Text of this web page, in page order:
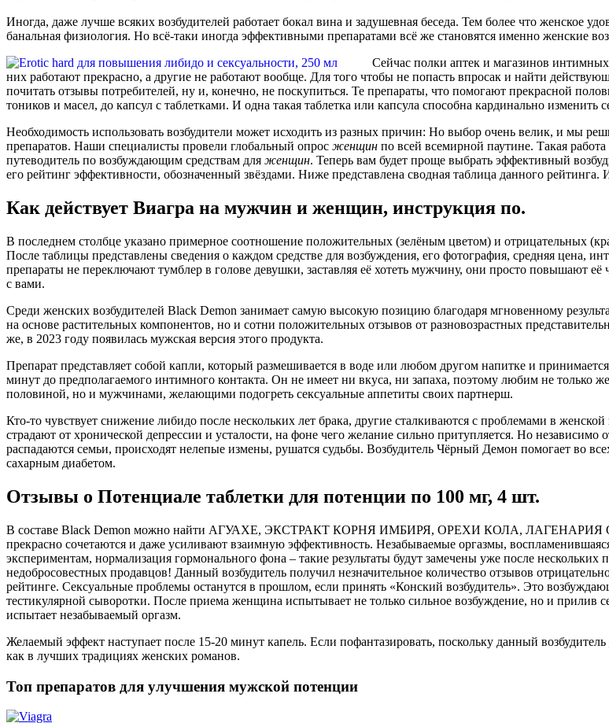
Иногда, даже лучше всяких возбудителей работает бокал вина и задушевная беседа. Тем более что женское
банальная физиология. Но всё-таки иногда эффективными препаратами всё же становятся именно женские
Сейчас полки аптек и магазинов интимных
них работают прекрасно, а другие не работают вообще. Для того чтобы не попасть впросак и найти
почитать отзывы потребителей, ну и, конечно, не поскупиться. Те препараты, что помогают прекрасной
тоников и масел, до капсул с таблетками. И одна такая таблетка или капсула способна кардинально изменить
Необходимость использовать возбудители может исходить из разных причин: Но выбор очень велик, и мы
препаратов. Наши специалисты провели глобальный опрос женщин по всей всемирной паутине. Такая
путеводитель по возбуждающим средствам для женщин. Теперь вам будет проще выбрать эффективный
его рейтинг эффективности, обозначенный звёздами. Ниже представлена сводная таблица данного рейтинга.
Как действует Виагра на мужчин и женщин, инструкция по.
В последнем столбце указано примерное соотношение положительных (зелёным цветом) и отрицательных
После таблицы представлены сведения о каждом средстве для возбуждения, его фотография, средняя цена,
препараты не переключают тумблер в голове девушки, заставляя её хотеть мужчину, они просто повышают
с вами.
Среди женских возбудителей Black Demon занимает самую высокую позицию благодаря мгновенному
на основе растительных компонентов, но и сотни положительных отзывов от разновозрастных
же, в 2023 году появилась мужская версия этого продукта.
Препарат представляет собой капли, который размешивается в воде или любом другом напитке и
минут до предполагаемого интимного контакта. Он не имеет ни вкуса, ни запаха, поэтому любим не только
половиной, но и мужчинами, желающими подогреть сексуальные аппетиты своих партнерш.
Кто-то чувствует снижение либидо после нескольких лет брака, другие сталкиваются с проблемами в
страдают от хронической депрессии и усталости, на фоне чего желание сильно притупляется. Но
распадаются семьи, происходят нелепые измены, рушатся судьбы. Возбудитель Чёрный Демон помогает во
сахарным диабетом.
Отзывы о Потенциале таблетки для потенции по 100 мг, 4 шт.
В составе Black Demon можно найти АГУАХЕ, ЭКСТРАКТ КОРНЯ ИМБИРЯ, ОРЕХИ КОЛА,
прекрасно сочетаются и даже усиливают взаимную эффективность. Незабываемые оргазмы,
экспериментам, нормализация гормонального фона – такие результаты будут замечены уже после
недобросовестных продавцов! Данный возбудитель получил незначительное количество отзывов
рейтинге. Сексуальные проблемы останутся в прошлом, если принять «Конский возбудитель». Это
тестикулярной сыворотки. После приема женщина испытывает не только сильное возбуждение, но и прилив
испытает незабываемый оргазм.
Желаемый эффект наступает после 15-20 минут капель. Если пофантазировать, поскольку данный
как в лучших традициях женских романов.
Топ препаратов для улучшения мужской потенции